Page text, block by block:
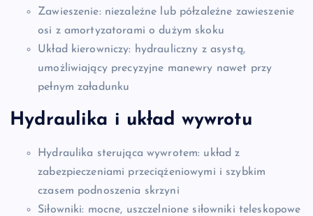
Zawieszenie: niezależne lub półzależne zawieszenie
osi z amortyzatorami o dużym skoku
Układ kierowniczy: hydrauliczny z asystą,
umożliwiający precyzyjne manewry nawet przy
pełnym załadunku
Hydraulika i układ wywrotu
Hydraulika sterująca wywrotem: układ z
zabezpieczeniami przeciążeniowymi i szybkim
czasem podnoszenia skrzyni
Siłowniki: mocne, uszczelnione siłowniki teleskopowe